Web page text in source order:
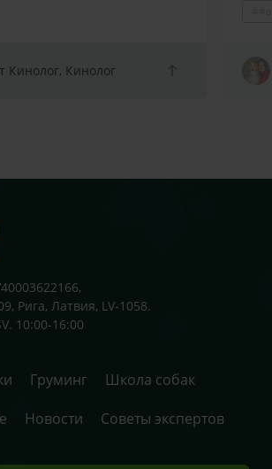
Кинолог, Кинолог
arī
Рига, Латвия, LV-1058.
10:00-16:00
Груминг
Школа собак
Новости Советы экспертов